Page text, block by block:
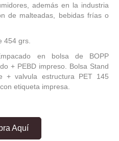
además en la industria
de malteadas, bebidas frías o
454 grs.
en bolsa de BOPP
+ PEBD impreso. Bolsa Stand
+ valvula estructura PET 145
etiqueta impresa.
Aquí